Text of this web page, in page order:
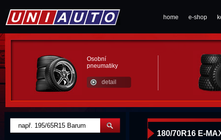
home e-shop
Osobní
pneumatiky
detail
180/70R16 E-